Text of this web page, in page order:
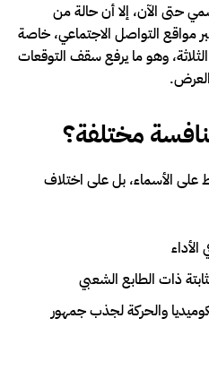
حتى الآن، إلا أن حالة من
مواقع التواصل الاجتماعي، خاصة
وهو ما يرفع سقف التوقعات
مختلفة؟
على الأسماء، بل على اختلاف
ذات الطابع الشعبي
والحركة لجذب جمهور